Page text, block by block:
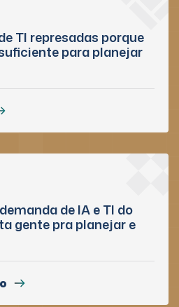
TI represadas porque
para planejar
de IA e TI do
gente pra planejar e